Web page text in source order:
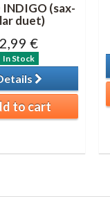
(sax-
duet)
2,99 €
In Stock
to cart